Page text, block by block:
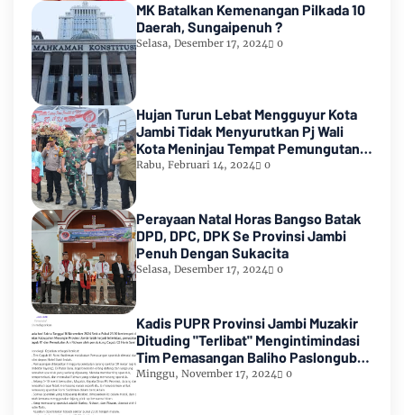
MK Batalkan Kemenangan Pilkada 10
Daerah, Sungaipenuh ?
Selasa, Desember 17, 2024 0
Hujan Turun Lebat Mengguyur Kota
Jambi Tidak Menyurutkan Pj Wali
Kota Meninjau Tempat Pemungutan
Suara Pemilu 2024
Rabu, Februari 14, 2024 0
Perayaan Natal Horas Bangso Batak
DPD, DPC, DPK Se Provinsi Jambi
Penuh Dengan Sukacita
Selasa, Desember 17, 2024 0
Kadis PUPR Provinsi Jambi Muzakir
Dituding "Terlibat" Mengintimindasi
Tim Pemasangan Baliho Paslongub
Romi-Sudirman
Minggu, November 17, 2024 0